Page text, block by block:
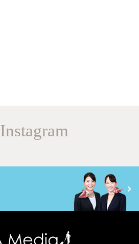
Instagram